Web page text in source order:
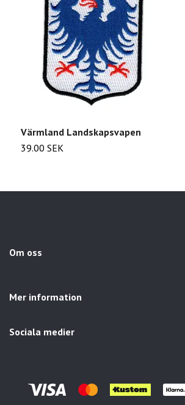
Värmland Landskapsvapen
39.00 SEK
Om oss
Mer information
Sociala medier